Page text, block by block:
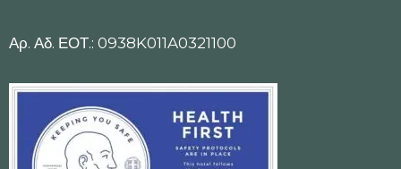
Αρ. Αδ. ΕΟΤ.: 0938K011A0321100